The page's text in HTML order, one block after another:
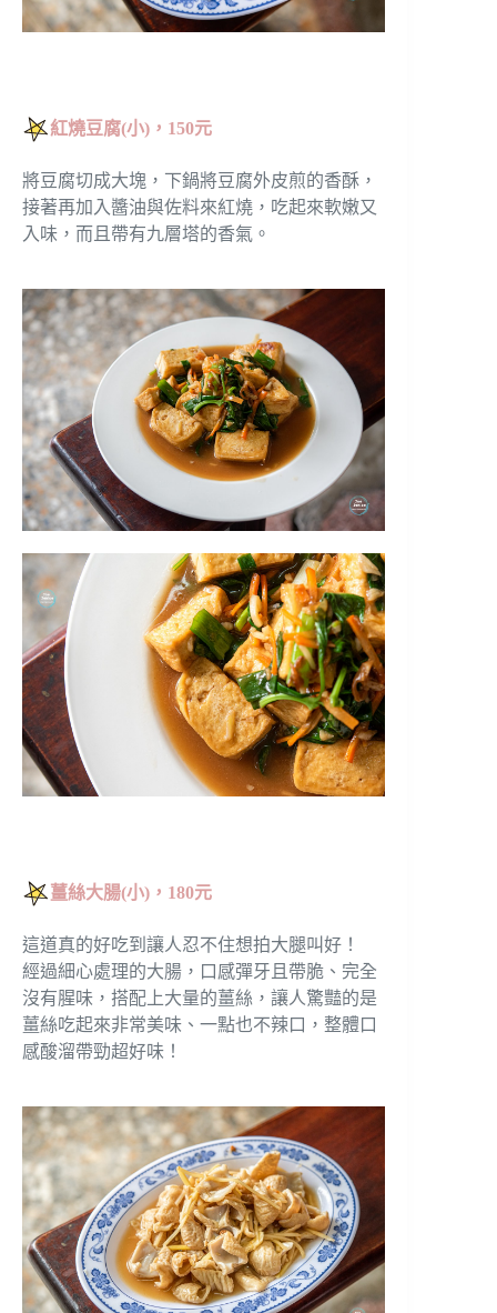
紅燒豆腐(小)，150元
將豆腐切成大塊，下鍋將豆腐外皮煎的香酥，
接著再加入醬油與佐料來紅燒，吃起來軟嫩又
入味，而且帶有九層塔的香氣。
薑絲大腸(小)，180元
這道真的好吃到讓人忍不住想拍大腿叫好！
經過細心處理的大腸，口感彈牙且帶脆、完全
沒有腥味，搭配上大量的薑絲，讓人驚豔的是
薑絲吃起來非常美味、一點也不辣口，整體口
感酸溜帶勁超好味！